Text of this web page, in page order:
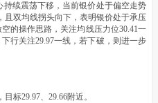
持续震荡下移，当前银价处于偏空走势
且双均线拐头向下，表明银价处于承压
的操作思路，关注均线压力位30.41一
行关注29.97一线，若下破，则进一步
标29.97、29.66附近。